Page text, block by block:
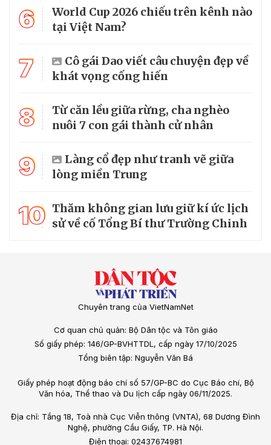
6
World Cup 2026 chiếu trên kênh nào
tại Việt Nam?
7
Cô gái Dao viết câu chuyện đẹp về
khát vọng cống hiến
8
Từ căn lều giữa rừng, cha nghèo
nuôi 7 con gái thành cử nhân
9
Làng cổ đẹp như tranh vẽ giữa
lòng miền Trung
10 Thăm không gian lưu giữ kí ức lịch
sử về cố Tổng Bí thư Trường Chinh
Chuyên trang của VietNamNet
Cơ quan chủ quản: Bộ Dân tộc và Tôn giáo
Số giấy phép: 146/GP-BVHTTDL, cấp ngày 17/10/2025
Tổng biên tập: Nguyễn Văn Bá
Giấy phép hoạt động báo chí số 57/GP-BC do Cục Báo chí, Bộ
Văn hóa, Thể thao và Du lịch cấp ngày 06/11/2025.
Địa chỉ: Tầng 18, Toà nhà Cục Viễn thông (VNTA), 68 Dương Đình
Nghệ, phường Cầu Giấy, TP. Hà Nội.
Điện thoại: 02437674981